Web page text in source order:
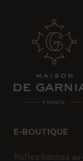
E-BOUTIQUE
Truffes fraîches